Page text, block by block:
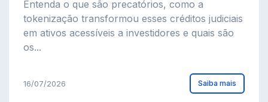
Entenda o que são precatórios, como a
tokenização transformou esses créditos judiciais
em ativos acessíveis a investidores e quais são
os...
16/07/2026 Saiba mais